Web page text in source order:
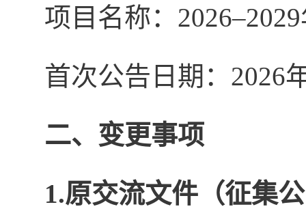
项目名称：
首次公告日期： 2026
二、 变更事项
1.原交流文件（征集